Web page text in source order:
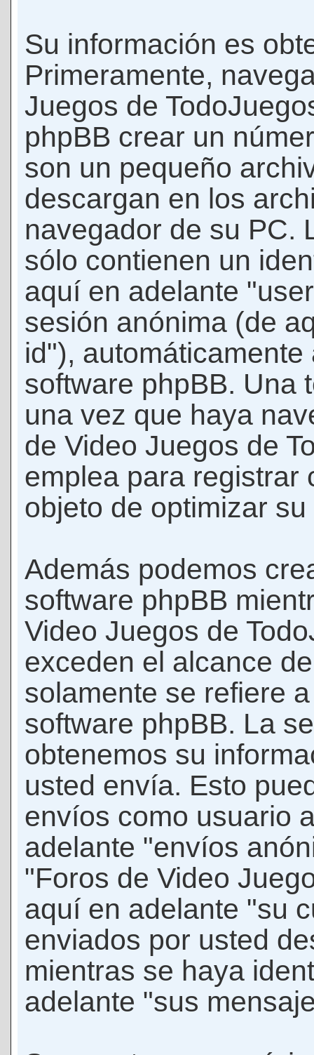
Su información es
Primeramente,
Juegos de
phpBB crear un
son un pequeño
descargan en los
navegador de su PC.
sólo contienen un
aquí en adelante
sesión anónima (de
id"),
software phpBB. Una
una vez que haya
de Video Juegos de
emplea para registrar
objeto de optimizar
Además podemos
software phpBB
Video Juegos de
exceden el alcance
solamente se refiere
software phpBB. La
obtenemos su
usted envía. Esto
envíos como usuario
adelante "envíos
"Foros de Video
aquí en adelante "su
enviados por usted
mientras se haya
adelante "sus